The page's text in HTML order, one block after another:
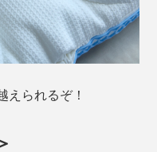
えられるぞ！